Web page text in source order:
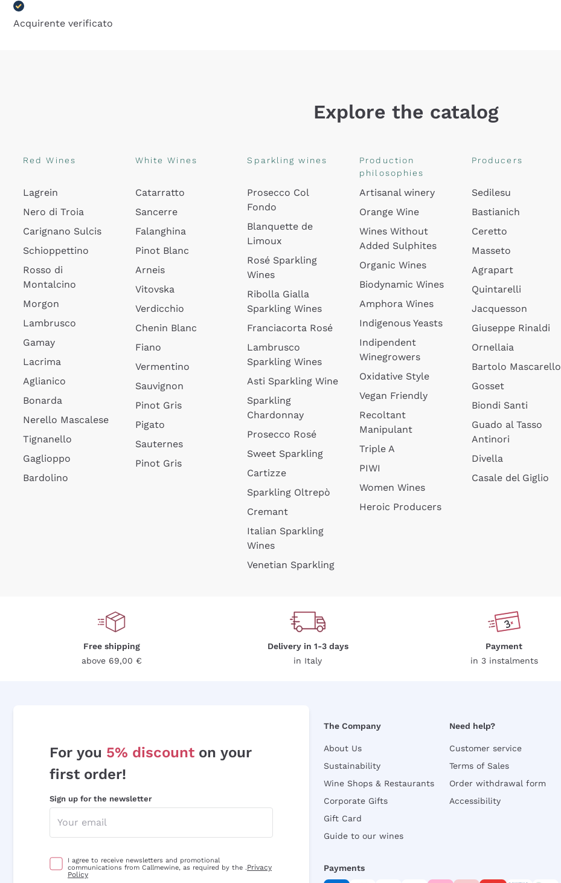
Acquirente verificato
Explore the catalog
Red Wines
Lagrein
Nero di Troia
Carignano Sulcis
Schioppettino
Rosso di
Montalcino
Morgon
Lambrusco
Gamay
Lacrima
Aglianico
Bonarda
Nerello Mascalese
Tignanello
Gaglioppo
Bardolino
White Wines
Catarratto
Sancerre
Falanghina
Pinot Blanc
Arneis
Vitovska
Verdicchio
Chenin Blanc
Fiano
Vermentino
Sauvignon
Pinot Gris
Pigato
Sauternes
Pinot Gris
Sparkling wines
Prosecco Col
Fondo
Blanquette de
Limoux
Rosé Sparkling
Wines
Ribolla Gialla
Sparkling Wines
Franciacorta Rosé
Lambrusco
Sparkling Wines
Asti Sparkling Wine
Sparkling
Chardonnay
Prosecco Rosé
Sweet Sparkling
Cartizze
Sparkling Oltrepò
Cremant
Italian Sparkling
Wines
Venetian Sparkling
Production
philosophies
Artisanal winery
Orange Wine
Wines Without
Added Sulphites
Organic Wines
Biodynamic Wines
Amphora Wines
Indigenous Yeasts
Indipendent
Winegrowers
Oxidative Style
Vegan Friendly
Recoltant
Manipulant
Triple A
PIWI
Women Wines
Heroic Producers
Producers
Sedilesu
Bastianich
Ceretto
Masseto
Agrapart
Quintarelli
Jacquesson
Giuseppe Rinaldi
Ornellaia
Bartolo Mascarello
Gosset
Biondi Santi
Guado al Tasso
Antinori
Divella
Casale del Giglio
Free shipping
above 69,00 €
Delivery in 1-3 days
in Italy
Payment
in 3 instalments
For you 5% discount on your
first order!
Sign up for the newsletter
I agree to receive newsletters and promotional
communications from Callmewine, as required by the .Privacy
Policy
The Company
About Us
Sustainability
Wine Shops & Restaurants
Corporate Gifts
Gift Card
Guide to our wines
Need help?
Customer service
Terms of Sales
Order withdrawal form
Accessibility
Payments